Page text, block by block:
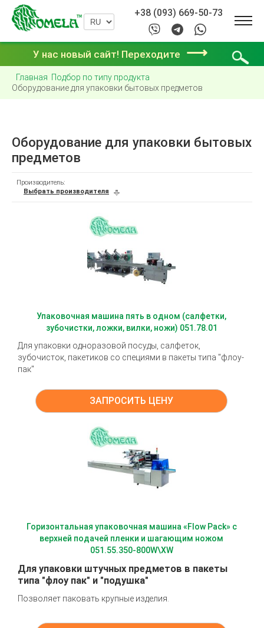
+38 (093) 669-50-73
У нас новый сайт! Переходите ⟶
Главная Подбор по типу продукта
Оборудование для упаковки бытовых предметов
Оборудование для упаковки бытовых
предметов
Производитель:
Выбрать производителя
Упаковочная машина пять в одном (салфетки,
зубочистки, ложки, вилки, ножи) 051.78.01
Для упаковки одноразовой посуды, салфеток,
зубочисток, пакетиков со специями в пакеты типа "флоу-
пак"
ЗАПРОСИТЬ ЦЕНУ
Горизонтальная упаковочная машина «Flow Pack» с
верхней подачей пленки и шагающим ножом
051.55.350-800W\XW
Для упаковки штучных предметов в пакеты
типа "флоу пак" и "подушка"
Позволяет паковать крупные изделия.